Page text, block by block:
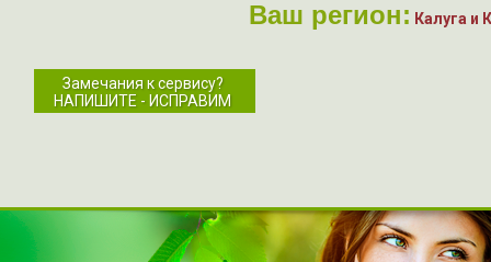
Ваш регион: Калуга и
Замечания к сервису?
НАПИШИТЕ - ИСПРАВИМ